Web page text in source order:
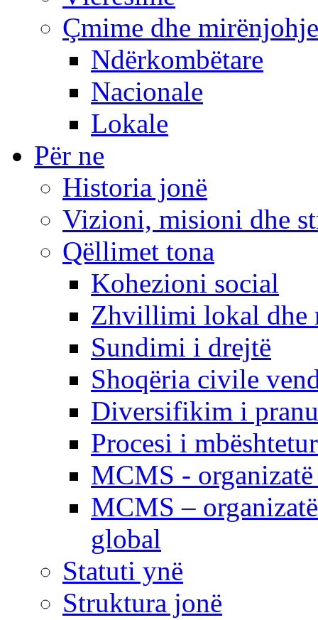
Çmime dhe mirënjohje
Ndërkombëtare
Nacionale
Lokale
Për ne
Historia jonë
Vizioni, misioni dhe
Qëllimet tona
Kohezioni social
Zhvillimi lokal dhe
Sundimi i drejtë
Shoqëria civile
Diversifikim i
Procesi i
MCMS -
MCMS –
global
Statuti ynë
Struktura jonë